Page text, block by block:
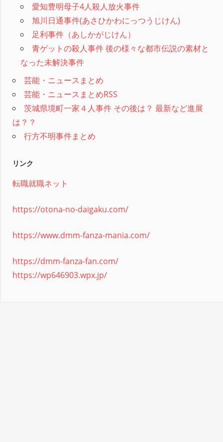
愛知豊明母子4人殺人放火事件
旭川日通事件(あさひかわにっつうじけん)
足利事件（あしかがじけん）
青ゲットの殺人事件 後の様々な都市伝説の素材と
なった未解決事件
芸能・ニュースまとめ
芸能・ニュースまとめRSS
茨城県境町一家４人事件 その後は？ 最新など進展
は？？
行方不明事件まとめ
リンク
転職就職ネット
https://otona-no-daigaku.com/
https://www.dmm-fanza-mania.com/
https://dmm-fanza-fan.com/
https://wp646903.wpx.jp/